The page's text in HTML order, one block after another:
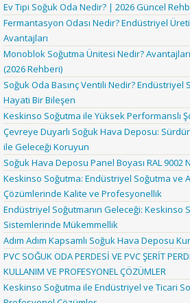
Ev Tipi Soğuk Oda Nedir? | 2026 Güncel
Fermantasyon Odası Nedir? Endüstriyel
Avantajları
Monoblok Soğutma Ünitesi Nedir?
(2026 Rehberi)
Soğuk Oda Basınç Ventili Nedir? Endüstriyel
Hayati Bir Bileşen
Keskinso Soğutma ile Yüksek Performanslı
Çevreye Duyarlı Soğuk Hava Deposu:
ile Geleceği Koruyun
Soğuk Hava Deposu Panel Boyası RAL 9002
Keskinso Soğutma: Endüstriyel Soğutma ve
Çözümlerinde Kalite ve Profesyonellik
Endüstriyel Soğutmanın Geleceği: Keskinso
Sistemlerinde Mükemmellik
Adım Adım Kapsamlı Soğuk Hava Deposu
PVC SOĞUK ODA PERDESİ VE PVC ŞERİT
KULLANIM VE PROFESYONEL ÇÖZÜMLER
Keskinso Soğutma ile Endüstriyel ve Ticari